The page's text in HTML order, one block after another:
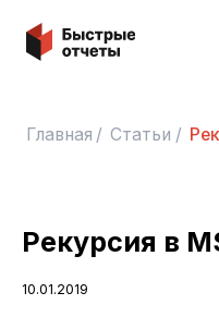
Быстрые отчеты
Главная / Статьи /
Рекурсия в
10.01.2019